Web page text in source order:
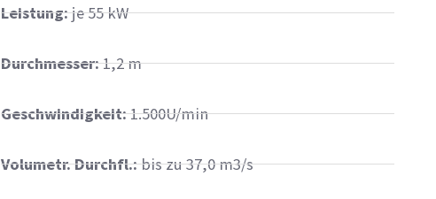
Leistung:je 55 kW
Durchmesser:1,2 m
Geschwindigkeit:1.500U/min
Volumetr. Durchfl.:bis zu 37,0 m3/s